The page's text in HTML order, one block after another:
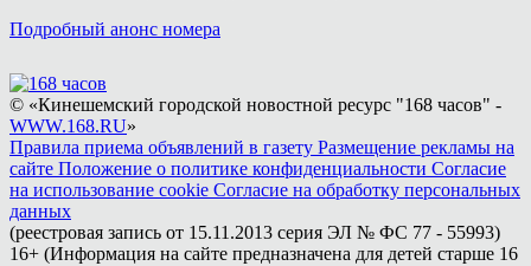
Подробный анонс номера
© «Кинешемский городской новостной ресурс "168 часов" -
WWW.168.RU»
Правила приема объявлений в газету Размещение рекламы на
сайте Положение о политике конфиденциальности Согласие
на использование cookie Согласие на обработку персональных
данных
(реестровая запись от 15.11.2013 серия ЭЛ № ФС 77 - 55993)
16+ (Информация на сайте предназначена для детей старше 16